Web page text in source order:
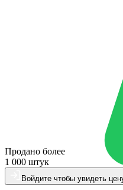
Продано более
1 000 штук
Войдите чтобы увидеть